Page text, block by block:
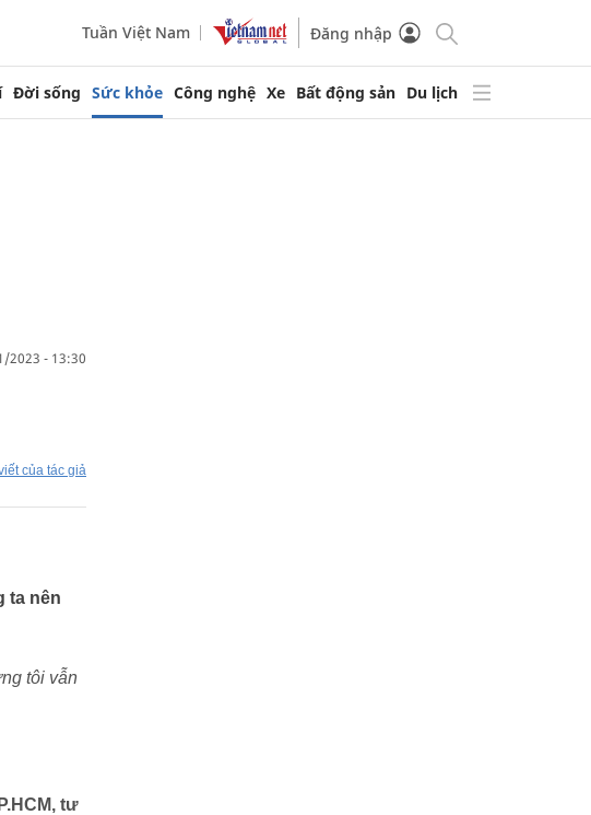
Tuần Việt Nam Đăng nhập
Đời sống Sức khỏe Công nghệ Xe Bất động sản Du lịch
2023 - 13:30
của tác giả
ta nên
tôi vẫn
tư